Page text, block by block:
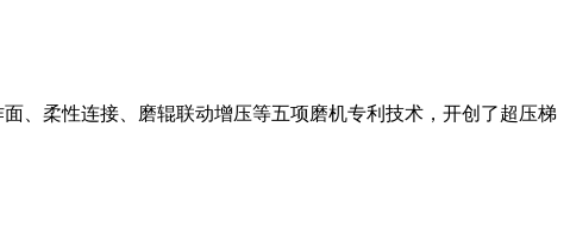
、柔性连接、磨辊联动增压等五项磨机专利技术，开创了超压梯